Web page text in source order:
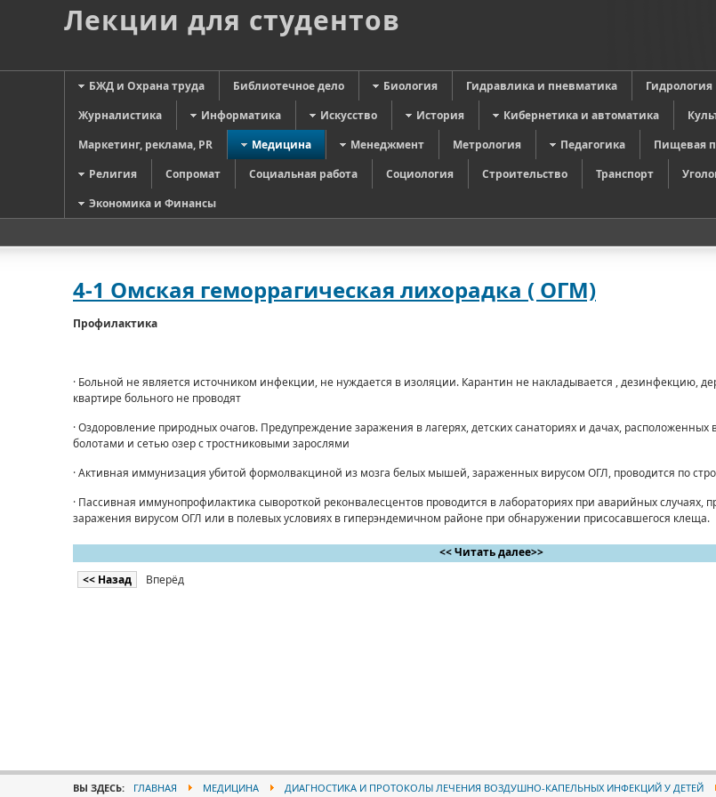
Лекции для студентов
БЖД и Охрана труда Библиотечное дело Биология Гидравлика и пневматика Гидрология
Журналистика
Информатика Искусство История Кибернетика и автоматика
Маркетинг, реклама, PR
Медицина Менеджмент Метрология Педагогика Пищевая
Религия
Сопромат Социальная работа Социология Строительство Транспорт
Экономика и Финансы
4-1 Омская геморрагическая лихорадка ( ОГМ)
Профилактика
· Больной не является источником инфекции, не нуждается в изоляции. Карантин не накладывается , дезинфекцию,
квартире больного не проводят
· Оздоровление природных очагов. Предупреждение заражения в лагерях, детских санаториях и дачах,
болотами и сетью озер с тростниковыми зарослями
· Активная иммунизация убитой формолвакциной из мозга белых мышей, зараженных вирусом ОГЛ, проводится по
· Пассивная иммунопрофилактика сывороткой реконвалесцентов проводится в лабораториях при аварийных случаях,
заражения вирусом ОГЛ или в полевых условиях в гиперэндемичном районе при обнаружении присосавшегося клеща.
<< Читать далее>>
<< Назад
Вперёд
ВЫ ЗДЕСЬ: ГЛАВНАЯ МЕДИЦИНА ДИАГНОСТИКА И ПРОТОКОЛЫ ЛЕЧЕНИЯ ВОЗДУШНО-КАПЕЛЬНЫХ ИНФЕКЦИЙ У ДЕТЕЙ